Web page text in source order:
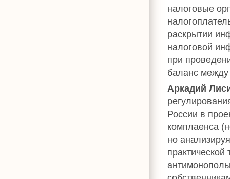
налоговые
раскрытии
налоговой
при
баланс между
Аркадий
России в
комплаенса
но